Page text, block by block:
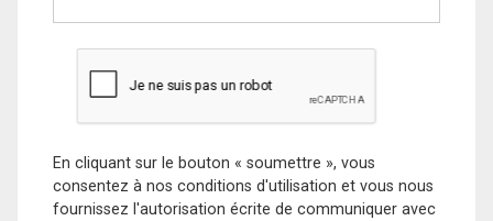
En cliquant sur le bouton « soumettre », vous
consentez à nos conditions d'utilisation et vous nous
fournissez l'autorisation écrite de communiquer avec